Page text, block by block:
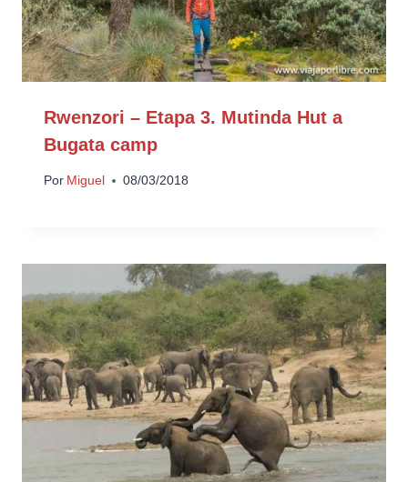
Rwenzori – Etapa 3. Mutinda Hut a
Bugata camp
Por Miguel 08/03/2018